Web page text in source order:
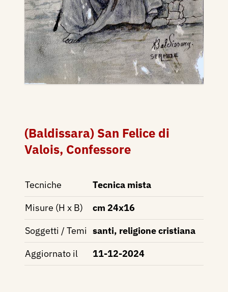
(Baldissara) San Felice di
Valois, Confessore
Tecniche
Tecnica mista
Misure (H x B)
cm 24x16
Soggetti / Temi santi, religione cristiana
Aggiornato il
11-12-2024